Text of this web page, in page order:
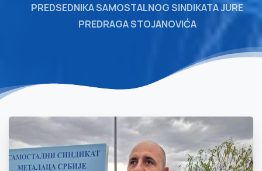
PREDSEDNIKA SAMOSTALNOG SINDIKATA JURE
PREDRAGA STOJANOVIĆA